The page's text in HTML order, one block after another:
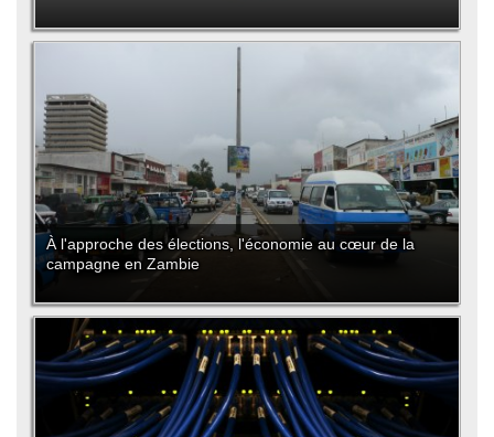
À l'approche des élections, l'économie au cœur de la
campagne en Zambie